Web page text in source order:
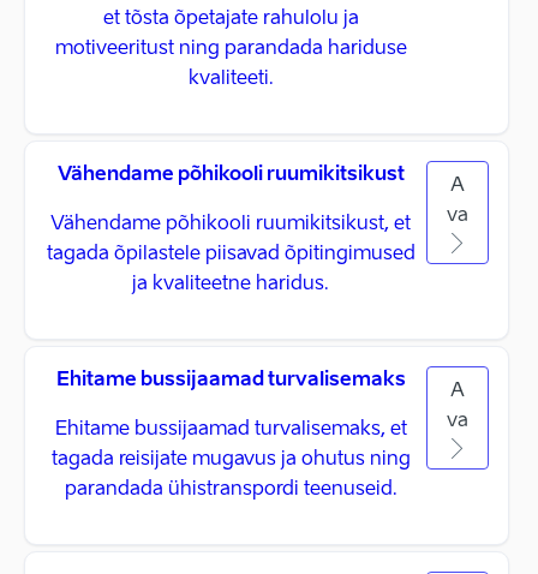
et tõsta õpetajate rahulolu ja
motiveeritust ning parandada hariduse
kvaliteeti.
Vähendame põhikooli ruumikitsikust
Vähendame põhikooli ruumikitsikust, et
tagada õpilastele piisavad õpitingimused
ja kvaliteetne haridus.
A
va
Ehitame bussijaamad turvalisemaks
Ehitame bussijaamad turvalisemaks, et
tagada reisijate mugavus ja ohutus ning
parandada ühistranspordi teenuseid.
A
va